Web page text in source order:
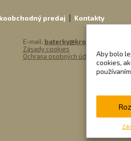
Aby bolo
cookies,
predaj Kontakty
E-mail: baterky@kronium.sk
Zásady cookies
Ochrana osobných údajov